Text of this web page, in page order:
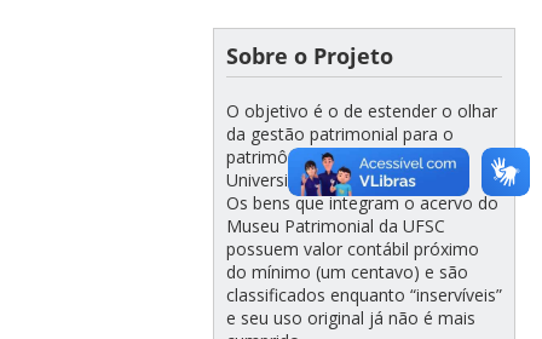
Sobre o Projeto
O objetivo é o de estender o olhar
da gestão patrimonial para o
patrimônio histórico de nossa
Universidade.
Os bens que integram o acervo do
Museu Patrimonial da UFSC
possuem valor contábil próximo
do mínimo (um centavo) e são
classificados enquanto “inservíveis”
e seu uso original já não é mais